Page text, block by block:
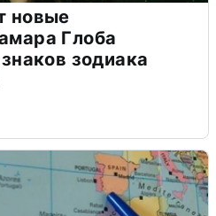
новые
Глоба
зодиака